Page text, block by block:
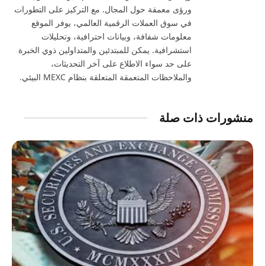
ورؤى معمقة حول المجال. مع التركيز على التطورات
في سوق العملات الرقمية العالمي، يوفر الموقع
معلومات شفافة، وبيانات احترافية، وتحليلات
استشرافية. يمكن للمبتدئين والمتداولين ذوي الخبرة
على حد سواء الاطلاع على آخر التحديثات،
والملاحظات المتعمقة المتعلقة بنظام MEXC البيئي.
منشورات ذات صلة